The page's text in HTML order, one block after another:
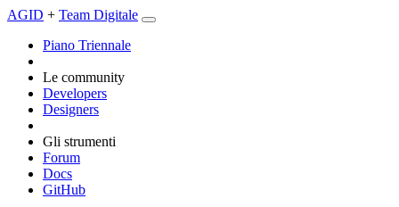
AGID + Team Digitale
Piano Triennale
Le community
Developers
Designers
Gli strumenti
Forum
Docs
GitHub